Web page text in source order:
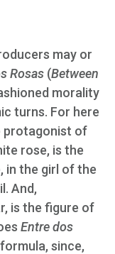
may or
Rosas (Between
morality
turns. For here
protagonist of
rose, is the
in the girl of the
And,
is the figure of
Entre dos
since,